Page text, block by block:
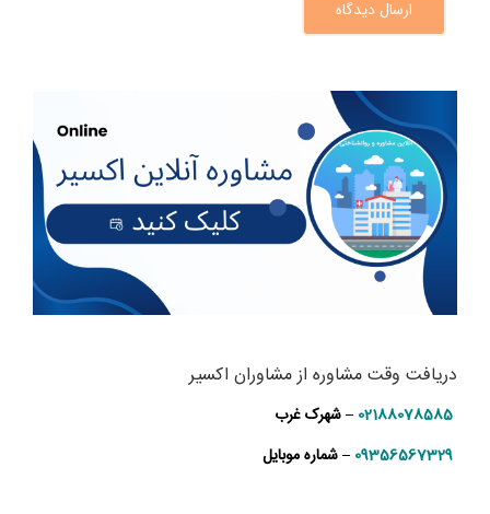
دریافت وقت مشاوره از مشاوران اکسیر
02188078585 – شهرک غرب
09356567329 – شماره موبایل